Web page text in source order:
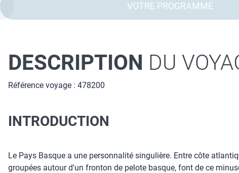
VOTRE PROGRAMME
DESCRIPTION DU
Référence voyage : 478200
INTRODUCTION
Le Pays Basque a une personnalité singulière. Entre côte
groupées autour d'un fronton de pelote basque, font de ce